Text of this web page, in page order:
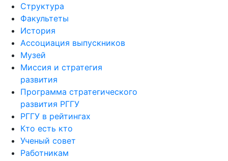
Структура
Факультеты
История
Ассоциация выпускников
Музей
Миссия и стратегия
развития
Программа стратегического
развития РГГУ
РГГУ в рейтингах
Кто есть кто
Ученый совет
Работникам